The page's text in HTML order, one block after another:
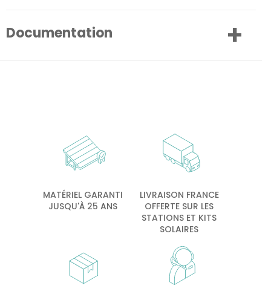
Documentation
MATÉRIEL GARANTI
JUSQU'À 25 ANS
LIVRAISON FRANCE
OFFERTE SUR LES
STATIONS ET KITS
SOLAIRES